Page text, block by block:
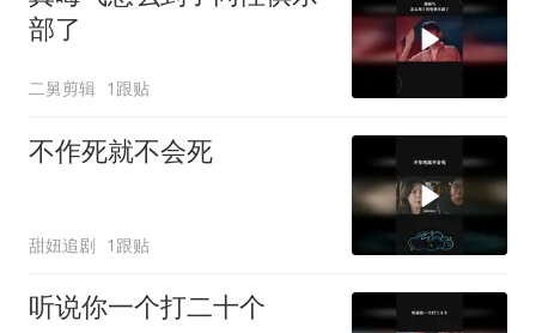
部了
二舅剪辑 1跟贴
不作死就不会死
甜妞追剧 1跟贴
听说你一个打二十个